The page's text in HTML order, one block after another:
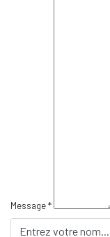
Message *